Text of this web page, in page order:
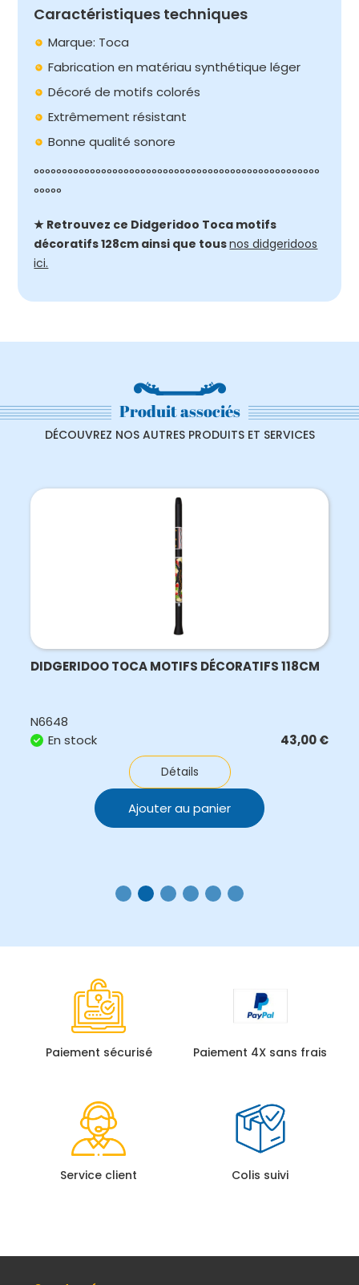
Caractéristiques techniques
Marque: Toca
Fabrication en matériau synthétique léger
Décoré de motifs colorés
Extrêmement résistant
Bonne qualité sonore
°°°°°°°°°°°°°°°°°°°°°°°°°°°°°°°°°°°°°°°°°°°°°°°°°°°
°°°°°
★ Retrouvez ce Didgeridoo Toca motifs
décoratifs 128cm ainsi que tousnos didgeridoos
ici.
Produit associés
DÉCOUVREZ NOS AUTRES PRODUITS ET SERVICES
DIDGERIDOO TOCA MOTIFS DÉCORATIFS 118CM
N6648
En stock
43,00€
Détails
Ajouter au panier
Paiement sécurisé Paiement 4X sans frais
Service client Colis suivi